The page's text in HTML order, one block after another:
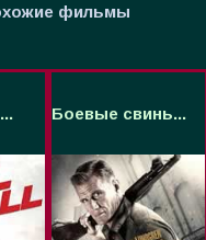
фильмы
Боевые свинь...